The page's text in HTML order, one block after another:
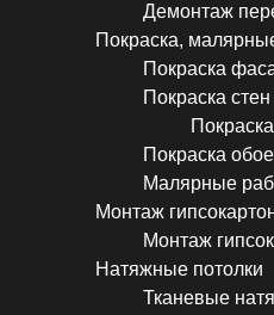
Демонтаж
Покраска,
Покраска
Покраска
Покраска
Малярные
Монтаж
Монтаж
Натяжные потолки
Тканевые